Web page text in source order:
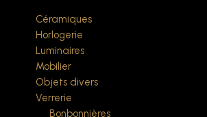
Céramiques
Horlogerie
Luminaires
Mobilier
Objets divers
Verrerie
Bonbonnières